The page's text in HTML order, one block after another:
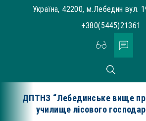
Україна, 42200, м.Лебедин вул.
+380(5445)21361
ДПТНЗ “Лебединське вище
училище лісового